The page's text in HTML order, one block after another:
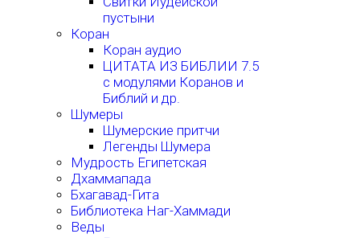
пустыни
Коран
Коран аудио
ЦИТАТА ИЗ БИБЛИИ 7.5
с модулями Коранов и
Библий и др.
Шумеры
Шумерские притчи
Легенды Шумера
Мудрость Египетская
Дхаммапада
Бхагавад-Гита
Библиотека Наг-Хаммади
Веды